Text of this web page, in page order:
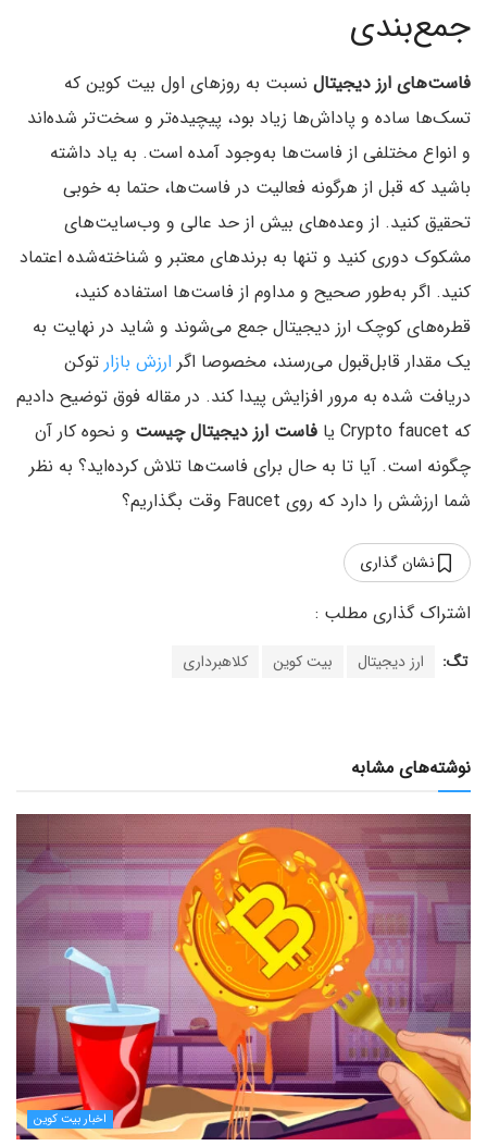
جمع‌بندی
فاست‌های ارز دیجیتال نسبت به روزهای اول بیت کوین که
تسک‌ها ساده و پاداش‌ها زیاد بود، پیچیده‌تر و سخت‌تر شده‌اند
و انواع مختلفی از فاست‌ها به‌وجود آمده است. به یاد داشته
باشید که قبل از هرگونه فعالیت در فاست‌ها، حتما به خوبی
تحقیق کنید. از وعده‌های بیش از حد عالی و وب‌سایت‌های
مشکوک دوری کنید و تنها به برندهای معتبر و شناخته‌شده اعتماد
کنید. اگر به‌طور صحیح و مداوم از فاست‌ها استفاده کنید،
قطره‌های کوچک ارز دیجیتال جمع می‌شوند و شاید در نهایت به
یک مقدار قابل‌قبول می‌رسند، مخصوصا اگر ارزش بازار توکن
دریافت شده به مرور افزایش پیدا کند. در مقاله فوق توضیح دادیم
که Crypto faucet یا
فاست ارز دیجیتال چیست و نحوه کار آن
چگونه است. آیا تا به حال برای فاست‌ها تلاش کرده‌اید؟ به نظر
شما ارزشش را دارد که روی Faucet وقت بگذاریم؟
نشان گذاری
تگ: ارز دیجیتال بیت کوین کلاهبرداری
نوشته‌های مشابه
اخبار بیت کوین